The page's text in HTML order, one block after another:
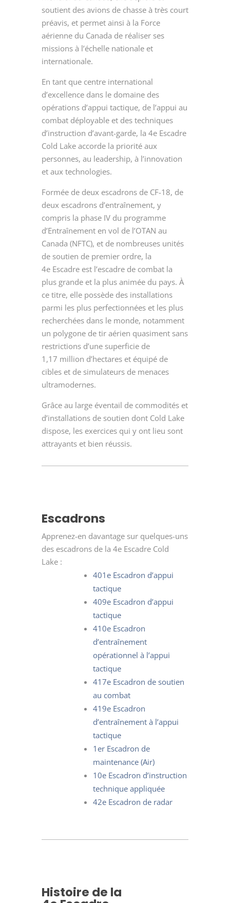
soutient des avions de chasse à très court
préavis, et permet ainsi à la Force
aérienne du Canada de réaliser ses
missions à l’échelle nationale et
internationale.
En tant que centre international
d’excellence dans le domaine des
opérations d’appui tactique, de l’appui au
combat déployable et des techniques
d’instruction d’avant-garde, la 4eEscadre
Cold Lake accorde la priorité aux
personnes, au leadership, à l’innovation
et aux technologies.
Formée de deux escadrons de CF-18, de
deux escadrons d’entraînement, y
compris la phase IV du programme
d’Entraînement en vol de l’OTAN au
Canada (NFTC), et de nombreuses unités
de soutien de premier ordre, la
4eEscadre est l’escadre de combat la
plus grande et la plus animée du pays. À
ce titre, elle possède des installations
parmi les plus perfectionnées et les plus
recherchées dans le monde, notamment
un polygone de tir aérien quasiment sans
restrictions d’une superficie de
1,17 million d’hectares et équipé de
cibles et de simulateurs de menaces
ultramodernes.
Grâce au large éventail de commodités et
d’installations de soutien dont Cold Lake
dispose, les exercices qui y ont lieu sont
attrayants et bien réussis.
Escadrons
Apprenez-en davantage sur quelques-uns
des escadrons de la 4eEscadre Cold
Lake :
401 eEscadron d’appui
tactique
409eEscadron d’appui
tactique
410eEscadron
d’entraînement
opérationnel à l’appui
tactique
417eEscadron de soutien
au combat
419eEscadron
d’entraînement à l’appui
tactique
1 erEscadron de
maintenance (Air)
10eEscadron d’instruction
technique appliquée
42eEscadron de radar
Histoire de la